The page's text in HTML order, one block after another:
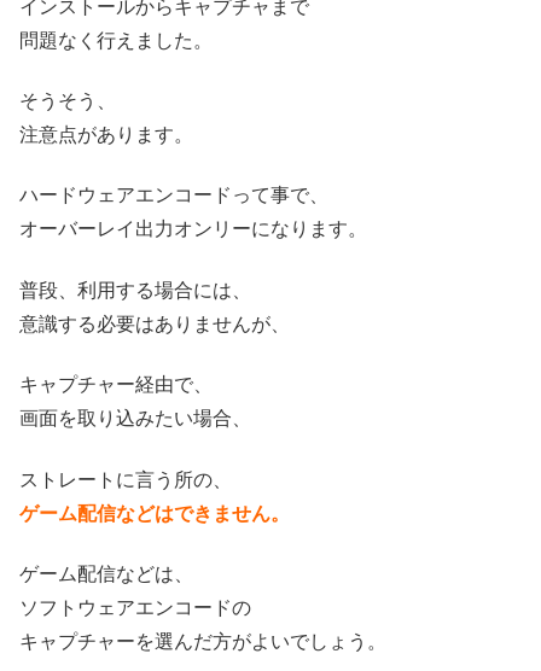
インストールからキャプチャまで
問題なく行えました。
そうそう、
注意点があります。
ハードウェアエンコードって事で、
オーバーレイ出力オンリーになります。
普段、利用する場合には、
意識する必要はありませんが、
キャプチャー経由で、
画面を取り込みたい場合、
ストレートに言う所の、
ゲーム配信などはできません。
ゲーム配信などは、
ソフトウェアエンコードの
キャプチャーを選んだ方がよいでしょう。